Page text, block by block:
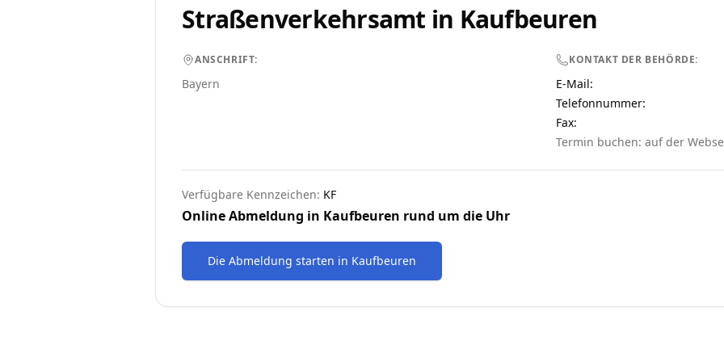
Straßenverkehrsamt in Kaufbeuren
ANSCHRIFT:
Bayern
KONTAKT DER BEHÖRDE:
E-Mail:
Telefonnummer:
Fax:
Termin buchen: auf der
Verfügbare Kennzeichen: KF
Online Abmeldung in Kaufbeuren rund um die Uhr
Die Abmeldung starten in Kaufbeuren